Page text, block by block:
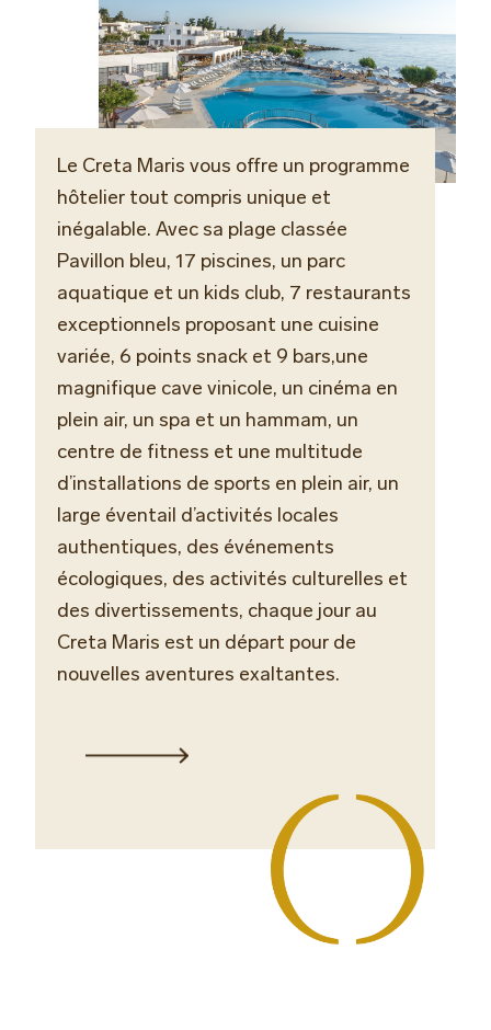
Le Creta Maris vous offre un programme
hôtelier tout compris unique et
inégalable. Avec sa plage classée
Pavillon bleu, 17 piscines, un parc
aquatique et un kids club, 7 restaurants
exceptionnels proposant une cuisine
variée, 6 points snack et 9 bars,une
magnifique cave vinicole, un cinéma en
plein air, un spa et un hammam, un
centre de fitness et une multitude
d’installations de sports en plein air, un
large éventail d’activités locales
authentiques, des événements
écologiques, des activités culturelles et
des divertissements, chaque jour au
Creta Maris est un départ pour de
nouvelles aventures exaltantes.